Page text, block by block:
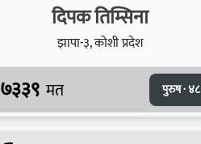
दिपक तिम्सिना
झापा-३, कोशी प्रदेश
७३३९ मत पुरुष · ४८